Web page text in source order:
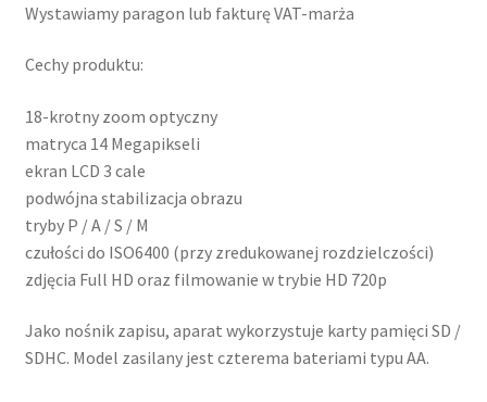
Wystawiamy paragon lub fakturę VAT-marża
Cechy produktu:
18-krotny zoom optyczny
matryca 14 Megapikseli
ekran LCD 3 cale
podwójna stabilizacja obrazu
tryby P / A / S / M
czułości do ISO6400 (przy zredukowanej rozdzielczości)
zdjęcia Full HD oraz filmowanie w trybie HD 720p
Jako nośnik zapisu, aparat wykorzystuje karty pamięci SD /
SDHC. Model zasilany jest czterema bateriami typu AA.